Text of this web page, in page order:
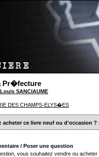
Pr�fecture
SANCIAUME
DES CHAMPS-ELYS�ES
acheter ce livre neuf ou d'occasion ?
/ Poser une question
vous souhaitez vendre ou